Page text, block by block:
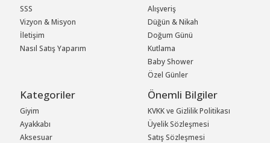
SSS
Vizyon & Misyon
İletişim
Nasıl Satış Yaparım
Alışveriş
Düğün & Nikah
Doğum Günü
Kutlama
Baby Shower
Özel Günler
Kategoriler
Giyim
Ayakkabı
Aksesuar
Önemli Bilgiler
KVKK ve Gizlilik Politikası
Üyelik Sözleşmesi
Satış Sözleşmesi